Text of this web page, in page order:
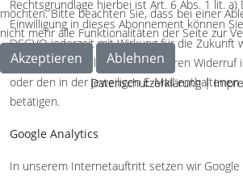
Rechtsgrundlage hierbei ist Art. 6 Abs. 1 lit. a)
Einwilligung in dieses Abonnement können
DSGVO jederzeit mit Wirkung für die Zukunft
müssen Sie uns lediglich über Ihren Widerruf
oder den in der jeweiligen E-Mail enthaltenen
betätigen.
Google Analytics
In unserem Internetauftritt setzen wir Google
möchten. Bitte beachten Sie, dass bei einer
nicht mehr alle Funktionalitäten der Seite zur
Akzeptieren Ablehnen
Datenschutzerklärung|